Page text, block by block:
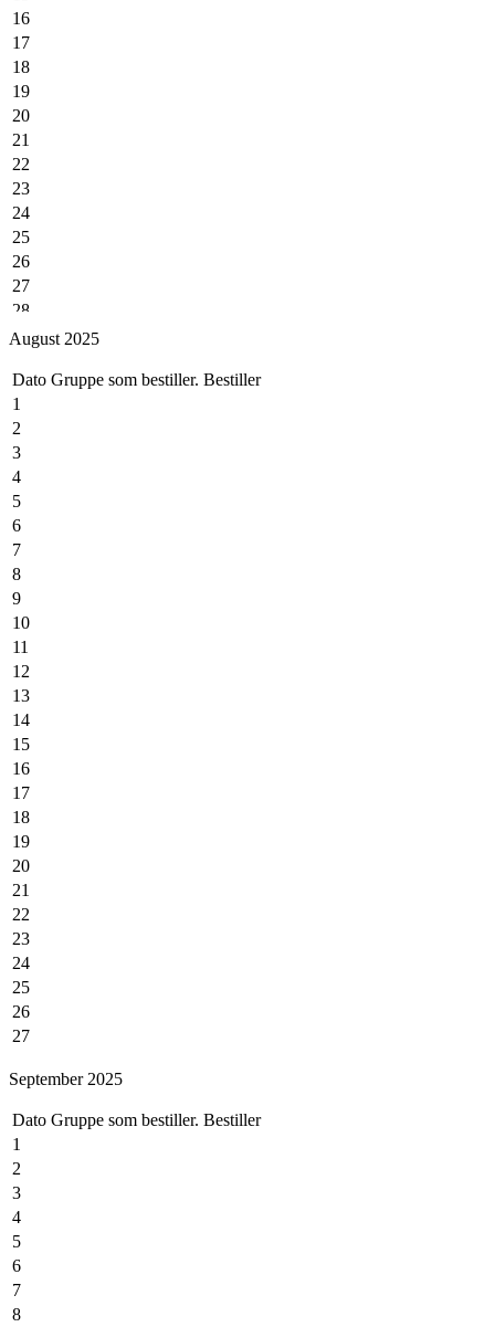
16
17
18
19
20
21
22
23
24
25
26
27
28
29
31
August 2025
Dato Gruppe som bestiller. Bestiller
1
2
3
4
5
6
7
8
9
10
11
12
13
14
15
16
17
18
19
20
21
22
23
24
25
26
27
29
September 2025
Dato Gruppe som bestiller. Bestiller
1
2
3
4
5
6
7
8